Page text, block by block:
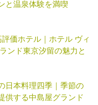
と温泉体験を満喫
価ホテル｜ホテル ヴィ
ンド東京汐留の魅力と
日本料理四季｜季節の
供する中島屋グランド